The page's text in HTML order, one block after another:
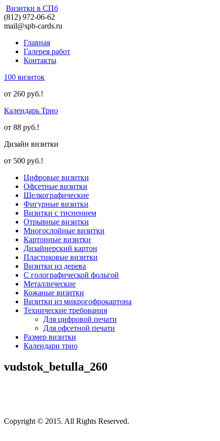
Визитки в СПб
(812) 972-06-62
mail@spb-cards.ru
Главная
Галерея работ
Контакты
100 визиток
от 260 руб.!
Календарь Трио
от 88 руб.!
Дизайн визитки
от 500 руб.!
Цифровые визитки
Офсетные визитки
Шелкографические
Фигурные визитки
Визитки с тиснением
Отрывные визитки
Многослойные визитки
Картонные визитки
Дизайнерский картон
Пластиковые визитки
Визитки из дерева
C голографической фольгой
Металлические
Кожаные визитки
Визитки из микрогофрокартона
Технические требования
Для цифровой печати
Для офсетной печати
Размер визитки
Календари трио
vudstok_bеtulla_260
Copyright © 2015. All Rights Reserved.